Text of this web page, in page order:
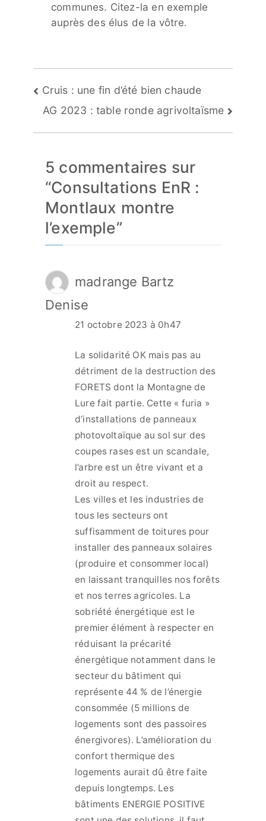
communes. Citez-la en exemple
auprès des élus de la vôtre.
Navigation
de
l’article
Cruis : une fin d’été bien chaude
AG 2023 : table ronde agrivoltaïsme
5 commentaires sur
“Consultations EnR :
Montlaux montre
l’exemple”
madrange Bartz
Denise
21 octobre 2023 à 0h47
La solidarité OK mais pas au
détriment de la destruction des
FORETS dont la Montagne de
Lure fait partie. Cette « furia »
d’installations de panneaux
photovoltaïque au sol sur des
coupes rases est un scandale,
l’arbre est un être vivant et a
droit au respect.
Les villes et les industries de
tous les secteurs ont
suffisamment de toitures pour
installer des panneaux solaires
(produire et consommer local)
en laissant tranquilles nos forêts
et nos terres agricoles. La
sobriété énergétique est le
premier élément à respecter en
réduisant la précarité
énergétique notamment dans le
secteur du bâtiment qui
représente 44 % de l’énergie
consommée (5 millions de
logements sont des passoires
énergivores). L’amélioration du
confort thermique des
logements aurait dû être faite
depuis longtemps. Les
bâtiments ENERGIE POSITIVE